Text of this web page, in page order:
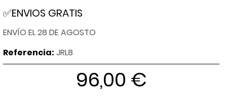
✅ENVIOS GRATIS
ENVÍO EL 28 DE AGOSTO
Referencia: JRL8
96,00 €